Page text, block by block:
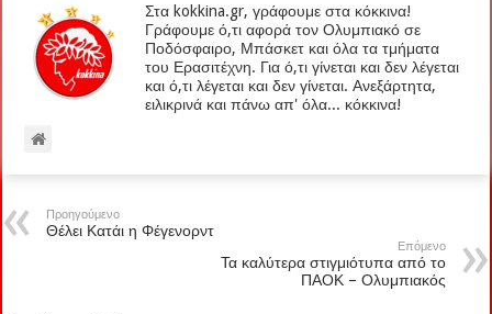
Στα kokkina.gr, γράφουμε στα κόκκινα!
Γράφουμε ό,τι αφορά τον Ολυμπιακό σε
Ποδόσφαιρο, Μπάσκετ και όλα τα τμήματα
του Ερασιτέχνη. Για ό,τι γίνεται και δεν λέγεται
και ό,τι λέγεται και δεν γίνεται. Ανεξάρτητα,
ειλικρινά και πάνω απ' όλα... κόκκινα!
Προηγούμενο
Θέλει Κατάι η Φέγενορντ
Επόμενο
Τα καλύτερα στιγμιότυπα από το
ΠΑΟΚ – Ολυμπιακός